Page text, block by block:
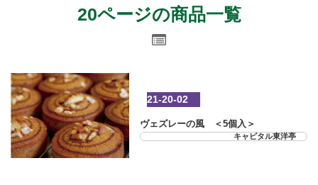
20ページの商品一覧
21-20-02
ヴェズレーの風 ＜5個入＞
キャピタル東洋亭